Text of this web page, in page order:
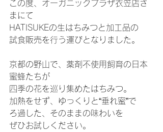
この度、オーガニックプラザ衣笠店さ
まにて
HATISUKEの生はちみつと加工品の
試食販売を行う運びとなりました。
京都の野山で、薬剤不使用飼育の日本
蜜蜂たちが
四季の花を巡り集めたはちみつ。
加熱をせず、ゆっくりと“垂れ蜜”で
ろ過した、そのままの味わいを
ぜひお試しください。